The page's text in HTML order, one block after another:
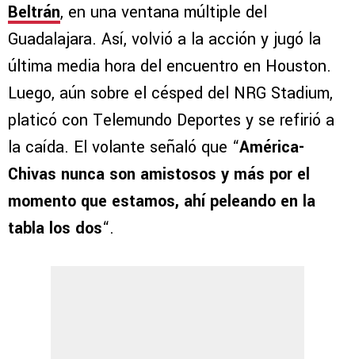
Beltrán, en una ventana múltiple del
Guadalajara. Así, volvió a la acción y jugó la
última media hora del encuentro en Houston.
Luego, aún sobre el césped del NRG Stadium,
platicó con Telemundo Deportes y se refirió a
la caída. El volante señaló que “América-
Chivas nunca son amistosos y más por el
momento que estamos, ahí peleando en la
tabla los dos“.